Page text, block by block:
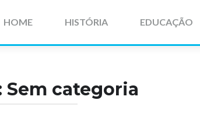
para
HOME HISTÓRIA EDUCAÇÃO
Sem categoria